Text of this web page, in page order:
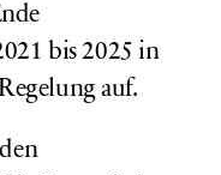
bis 2025 in
Regelung auf.